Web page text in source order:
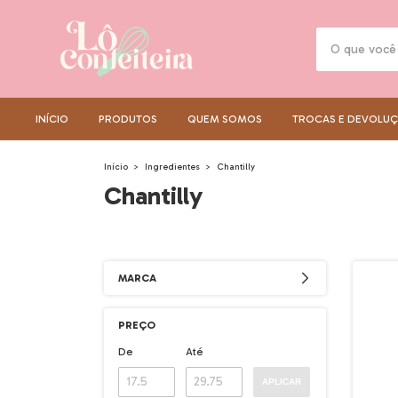
INÍCIO PRODUTOS QUEM SOMOS TROCAS E
Início > Ingredientes > Chantilly
Chantilly
MARCA
PREÇO
De Até
APLICAR